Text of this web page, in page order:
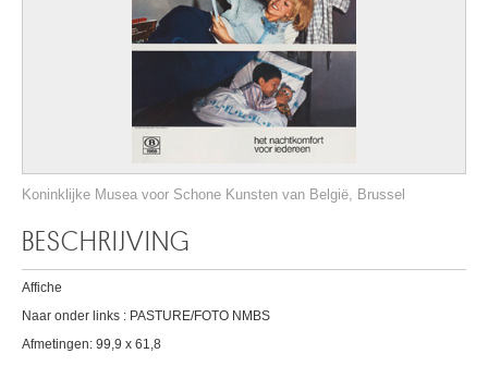
Koninklijke Musea voor Schone Kunsten van België, Brussel
BESCHRIJVING
Affiche
Naar onder links : PASTURE/FOTO NMBS
Afmetingen: 99,9 x 61,8